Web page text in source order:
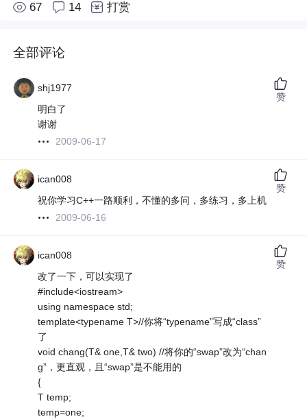
67 14 打赏
全部评论
shj1977
明白了
谢谢
2009-06-17
赞
ican008
祝你学习C++一路顺利，不懂的多问，多练习，多上机
2009-06-16
赞
ican008
改了一下，可以实现了
#include<iostream>
using namespace std;
template<typename T>//你将“typename”写成“class”
了
void chang(T& one,T& two) //将你的“swap”改为“chan
g”，更直观，且“swap”是不能用的
{
T temp;
temp=one;
赞